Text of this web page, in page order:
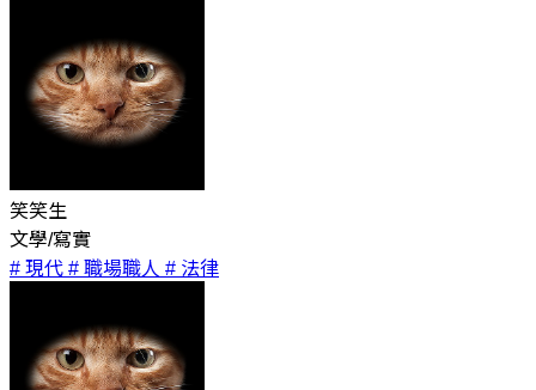
笑笑生
文學/寫實
# 現代 # 職場職人 # 法律